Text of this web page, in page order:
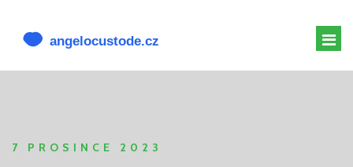
7 PROSINCE 2023